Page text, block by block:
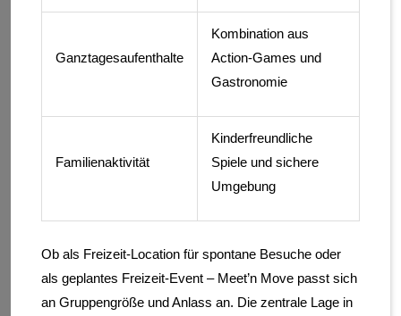
Ganztagesaufenthalte
Kombination aus
Action-Games und
Gastronomie
Familienaktivität
Kinderfreundliche
Spiele und sichere
Umgebung
Ob als Freizeit-Location für spontane Besuche oder
als geplantes Freizeit-Event – Meet’n Move passt sich
an Gruppengröße und Anlass an. Die zentrale Lage in